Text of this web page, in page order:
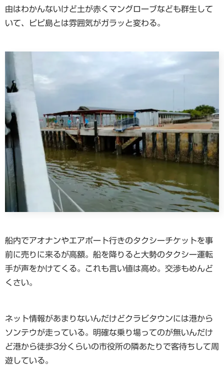
由はわかんないけど土が赤くマングローブなども群生して
いて、ピピ島とは雰囲気がガラッと変わる。
船内でアオナンやエアポート行きのタクシーチケットを事
前に売りに来るが高額。船を降りると大勢のタクシー運転
手が声をかけてくる。これも言い値は高め。交渉もめんど
くさい。
ネット情報があまりないんだけどクラビタウンには港から
ソンテウが走っている。明確な乗り場ってのが無いんだけ
ど港から徒歩3分くらいの市役所の隣あたりで客待ちして周
遊している。